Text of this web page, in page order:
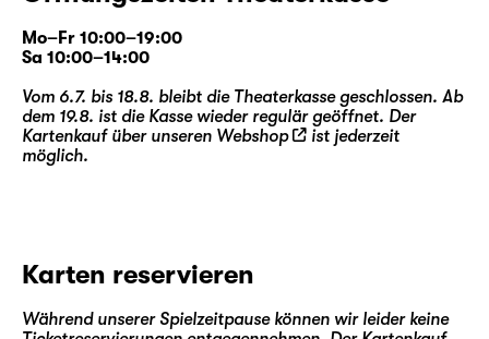
Enrico Lübbeinszeniert Tschechows Drama
noch einmal im Team mit Bühnenbildner
Etienne Pluss
Deigner . Seit 2013 entstanden in dieser
Zusammenarbeit am Schauspiel Leipzig
Inszenierungen, die das Haus prägten, wie
etwa „
Opera House Covent Garden London oder
Deigner entwarf Kostümbilder für die Oper
Mo–Fr 10:00–19:00
Sa 10:00–14:00
Vom 6.7. bis 18.8. bleibt die Theaterkasse geschlossen. Ab
dem 19.8. ist die Kasse wieder regulär geöffnet. Der
Kartenkauf über unseren Webshop
ist jederzeit
möglich.
Karten reservieren
Während unserer Spielzeitpause können wir leider keine